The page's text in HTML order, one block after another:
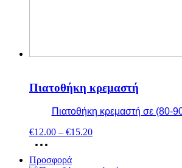
Πιατοθήκη κρεμαστή
Πιατοθήκη κρεμαστή σε (80-
€12.00 – €15.20
Προσφορά